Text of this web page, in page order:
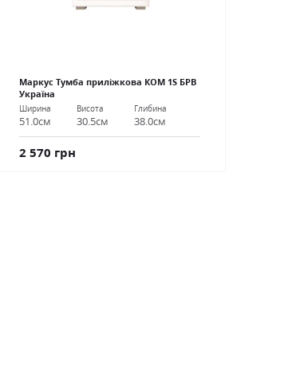
Маркус Тумба приліжкова КОМ 1S БРВ
Україна
Ширина
51.0см
Висота
30.5см
Глибина
38.0см
2 570 грн